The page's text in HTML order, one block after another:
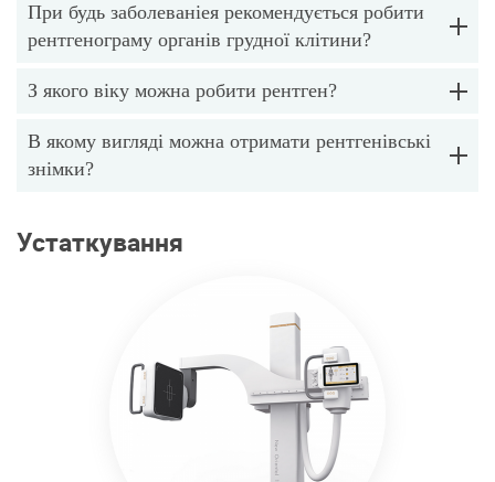
При будь заболеваніея рекомендується робити
рентгенограму органів грудної клітини?
З якого віку можна робити рентген?
В якому вигляді можна отримати рентгенівські
знімки?
Устаткування